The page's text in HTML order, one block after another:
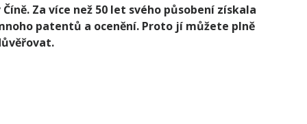
Číně. Za více než 50 let svého působení získala
patentů a ocenění. Proto jí můžete plně